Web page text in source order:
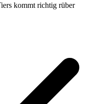
kommt richtig rüber